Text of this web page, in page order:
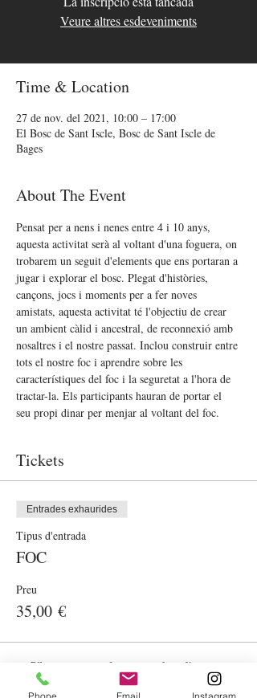
Veure altres esdeveniments
Time & Location
27 de nov. del 2021, 10:00 – 17:00
El Bosc de Sant Iscle, Bosc de Sant Iscle de
Bages
About The Event
Pensat per a nens i nenes entre 4 i 10 anys,
aquesta activitat serà al voltant d'una foguera, on
trobarem un seguit d'elements que ens portaran a
jugar i explorar el bosc. Plegat d'històries,
cançons, jocs i moments per a fer noves
amistats, aquesta activitat té l'objectiu de crear
un ambient càlid i ancestral, de reconnexió amb
nosaltres i el nostre passat. Inclou construir entre
tots el nostre foc i aprendre sobre les
característiques del foc i la seguretat a l'hora de
tractar-la. Els participants hauran de portar el
seu propi dinar per menjar al voltant del foc.
Tickets
Entrades exhaurides
Tipus d'entrada
FOC
Preu
35,00 €
S'han esgotat les entrades d'aquest
esdeveniment
Phone Email Instagram